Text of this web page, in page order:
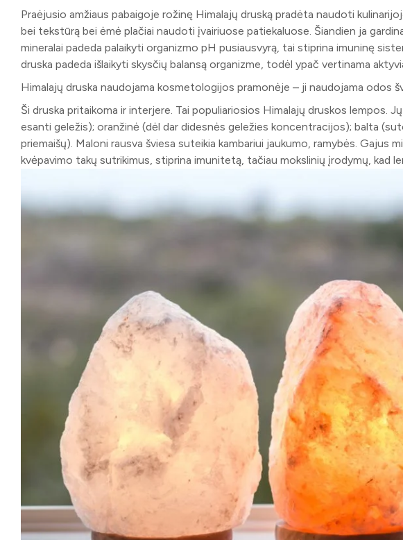
Praėjusio amžiaus pabaigoje rožinę Himalajų druską pradėta naudoti
bei tekstūrą bei ėmė plačiai naudoti įvairiuose patiekaluose. Šiandien ja
mineralai padeda palaikyti organizmo pH pusiausvyrą, tai stiprina imuninę
druska padeda išlaikyti skysčių balansą organizme, todėl ypač vertinama
Himalajų druska naudojama kosmetologijos pramonėje – ji naudojama odos
Ši druska pritaikoma ir interjere. Tai populiariosios Himalajų druskos lempos.
esanti geležis); oranžinė (dėl dar didesnės geležies koncentracijos); balta
priemaišų). Maloni rausva šviesa suteikia kambariui jaukumo, ramybės. Gajus
kvėpavimo takų sutrikimus, stiprina imunitetą, tačiau mokslinių įrodymų, kad